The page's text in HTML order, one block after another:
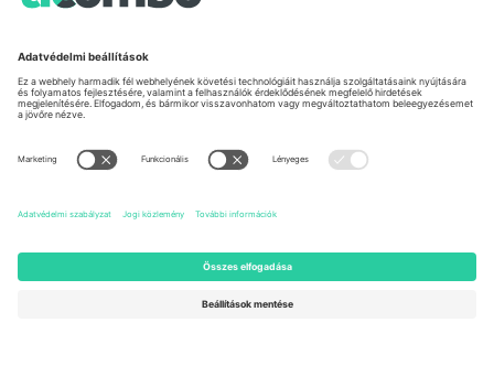
Germany
Unter den Linden 24, 10117
Berlin, Germany
United Kingdom
167 City Road, London, Greater
Newark, Delaware 19713, United
States
Engelberg, Switzerland